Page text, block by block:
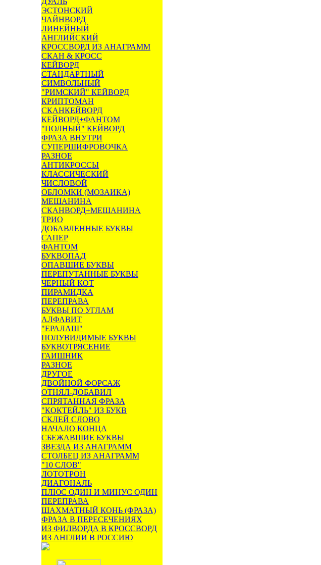
ЭСТОНСКИЙ
ЧАЙНВОРД
ЛИНЕЙНЫЙ
АНГЛИЙСКИЙ
КРОССВОРД ИЗ АНАГРАММ
СКАН & КРОСС
КЕЙВОРД
СТАНДАРТНЫЙ
СИМВОЛЬНЫЙ
"РИМСКИЙ" КЕЙВОРД
КРИПТОМАН
СКАНКЕЙВОРД
КЕЙВОРД+ФАНТОМ
"ПОЛНЫЙ" КЕЙВОРД
ФРАЗА ВНУТРИ
СУПЕРШИФРОВОЧКА
РАЗНОЕ
АНТИКРОССЫ
КЛАССИЧЕСКИЙ
ЧИСЛОВОЙ
ОБЛОМКИ (МОЗАИКА)
МЕШАНИНА
СКАНВОРД+МЕШАНИНА
ТРИО
ДОБАВЛЕННЫЕ БУКВЫ
САПЕР
ФАНТОМ
БУКВОПАД
ОПАВШИЕ БУКВЫ
ПЕРЕПУТАННЫЕ БУКВЫ
ЧЕРНЫЙ КОТ
ПИРАМИДКА
ПЕРЕПРАВА
БУКВЫ ПО УГЛАМ
АЛФАВИТ
"ЕРАЛАШ"
ПОЛУВИДИМЫЕ БУКВЫ
БУКВОТРЯСЕНИЕ
ГАИШНИК
РАЗНОЕ
ДРУГОЕ
ДВОЙНОЙ ФОРСАЖ
ОТНЯЛ-ДОБАВИЛ
СПРЯТАННАЯ ФРАЗА
"КОКТЕЙЛЬ" ИЗ БУКВ
СКЛЕЙ СЛОВО
НАЧАЛО КОНЦА
СБЕЖАВШИЕ БУКВЫ
ЗВЕЗДА ИЗ АНАГРАММ
СТОЛБЕЦ ИЗ АНАГРАММ
"10 СЛОВ"
ЛОТОТРОН
ДИАГОНАЛЬ
ПЛЮС ОДИН И МИНУС ОДИН
ПЕРЕПРАВА
ШАХМАТНЫЙ КОНЬ (ФРАЗА)
ФРАЗА В ПЕРЕСЕЧЕНИЯХ
ИЗ ФИЛВОРДА В КРОССВОРД
ИЗ АНГЛИИ В РОССИЮ